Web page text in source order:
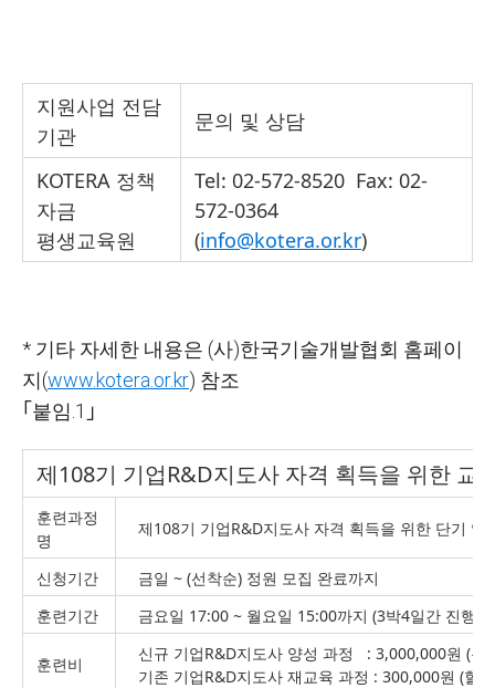
지원사업 전담
기관
문의 및 상담
KOTERA 정책
자금
평생교육원
Tel: 02-572-8520 Fax: 02-
572-0364
(info@kotera.or.kr)
* 기타 자세한 내용은 (사)한국기술개발협회 홈페이
지(www.kotera.or.kr) 참조
｢붙임.1 ｣
제108기 기업R&D지도사 자격 획득을 위한 교
훈련과정
명
제108기 기업R&D지도사 자격 획득을 위한 단기
신청기간
금일 ~ (선착순) 정원 모집 완료까지
훈련기간
금요일 17:00 ~ 월요일 15:00까지 (3박4일간 진행)
훈련비
신규 기업R&D지도사 양성 과정 : 3,000,000원 (특
기존 기업R&D지도사 재교육 과정 : 300,000원 (할